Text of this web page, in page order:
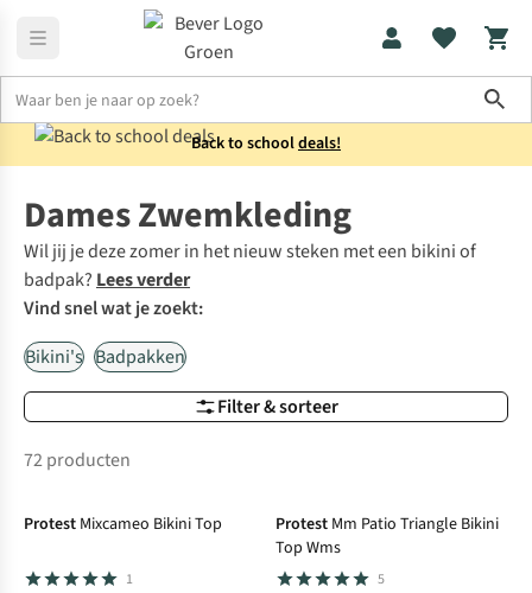
Back to schooldeals!
Filter & sorteer
Dames Zwemkleding
Wil jij je deze zomer in het nieuw steken met een bikini of
badpak? Lees verder
Vind snel wat je zoekt:
Bikini's Badpakken
72 producten
Protest Mixcameo Bikini Top
1
Protest Mm Patio Triangle Bikini
Top Wms
5